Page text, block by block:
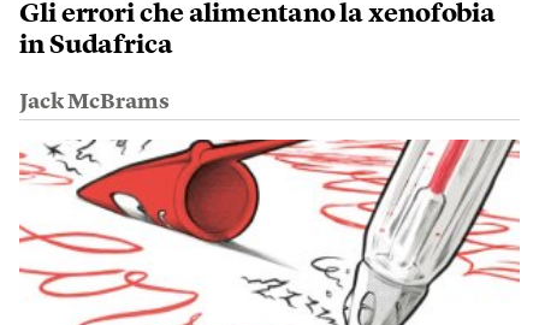
Gli errori che alimentano la xenofobia
in Sudafrica
Jack McBrams